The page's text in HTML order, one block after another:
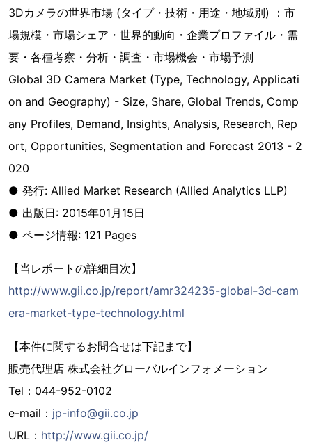
3Dカメラの世界市場 (タイプ・技術・用途・地域別) ：市
場規模・市場シェア・世界的動向・企業プロファイル・需
要・各種考察・分析・調査・市場機会・市場予測
Global 3D Camera Market (Type, Technology, Applicati
on and Geography) - Size, Share, Global Trends, Comp
any Profiles, Demand, Insights, Analysis, Research, Rep
ort, Opportunities, Segmentation and Forecast 2013 - 2
020
● 発行: Allied Market Research (Allied Analytics LLP)
● 出版日: 2015年01月15日
● ページ情報: 121 Pages
【当レポートの詳細目次】
http://www.gii.co.jp/report/amr324235-global-3d-cam
era-market-type-technology.html
【本件に関するお問合せは下記まで】
販売代理店 株式会社グローバルインフォメーション
Tel：044-952-0102
e-mail： jp-info@gii.co.jp
URL： http://www.gii.co.jp/